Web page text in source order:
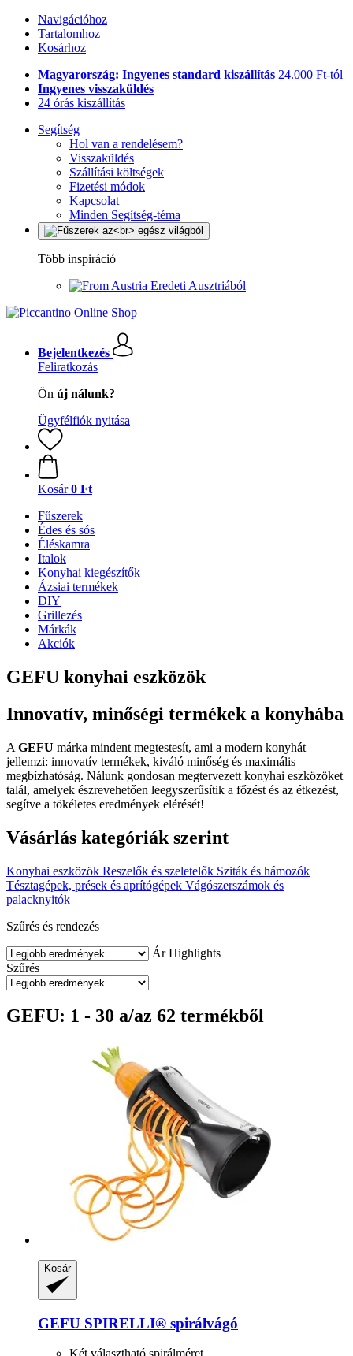
Navigációhoz
Tartalomhoz
Kosárhoz
Magyarország: Ingyenes standard kiszállítás 24.000 Ft-tól
Ingyenes visszaküldés
24 órás kiszállítás
Segítség
Hol van a rendelésem?
Visszaküldés
Szállítási költségek
Fizetési módok
Kapcsolat
Minden Segítség-téma
Több inspiráció
Eredeti Ausztriából
Bejelentkezés
Feliratkozás
Ön új nálunk?
Ügyfélfiók nyitása
Kosár 0 Ft
Fűszerek
Édes és sós
Éléskamra
Italok
Konyhai kiegészítők
Ázsiai termékek
DIY
Grillezés
Márkák
Akciók
GEFU konyhai eszközök
Innovatív, minőségi termékek a konyhába
A GEFU márka mindent megtestesít, ami a modern konyhát
jellemzi: innovatív termékek, kiváló minőség és maximális
megbízhatóság. Nálunk gondosan megtervezett konyhai eszközöket
talál, amelyek észrevehetően leegyszerűsítik a főzést és az étkezést,
segítve a tökéletes eredmények elérését!
Vásárlás kategóriák szerint
Konyhai eszközök Reszelők és szeletelők Sziták és hámozók
Tésztagépek, prések és aprítógépek Vágószerszámok és
palacknyitók
Szűrés és rendezés
Ár Highlights
Szűrés
GEFU: 1 - 30 a/az 62 termékből
Kosár
GEFU SPIRELLI® spirálvágó